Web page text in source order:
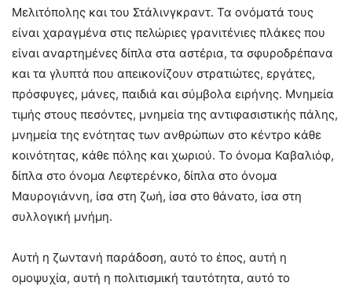
Μελιτόπολης και του Στάλινγκραντ. Τα ονόματά τους
είναι χαραγμένα στις πελώριες γρανιτένιες πλάκες που
είναι αναρτημένες δίπλα στα αστέρια, τα σφυροδρέπανα
και τα γλυπτά που απεικονίζουν στρατιώτες, εργάτες,
πρόσφυγες, μάνες, παιδιά και σύμβολα ειρήνης. Μνημεία
τιμής στους πεσόντες, μνημεία της αντιφασιστικής πάλης,
μνημεία της ενότητας των ανθρώπων στο κέντρο κάθε
κοινότητας, κάθε πόλης και χωριού. Το όνομα Καβαλιόφ,
δίπλα στο όνομα Λεφτερένκο, δίπλα στο όνομα
Μαυρογιάννη, ίσα στη ζωή, ίσα στο θάνατο, ίσα στη
συλλογική μνήμη.
Αυτή η ζωντανή παράδοση, αυτό το έπος, αυτή η
ομοψυχία, αυτή η πολιτισμική ταυτότητα, αυτό το